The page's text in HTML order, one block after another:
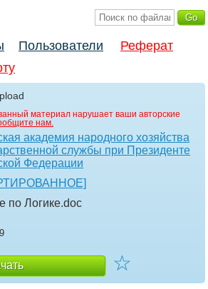
Пользователи
Реферат
материал нарушает ваши авторские
нам.
академия народного хозяйства
службы при Президенте
Федерации
по Логике.doc
☆